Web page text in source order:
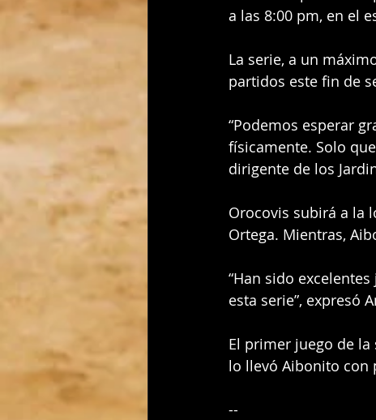
a las 8:00 pm, en el
La serie, a un
partidos este fin de
“Podemos esperar
físicamente. Solo
dirigente de los
Orocovis subirá a la
Ortega. Mientras,
“Han sido
esta serie”, expresó
El primer juego de
lo llevó Aibonito con
--